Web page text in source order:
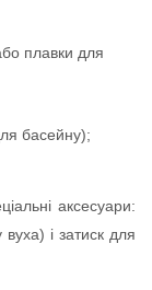
плавки для
басейну);
аксесуари:
і затиск для